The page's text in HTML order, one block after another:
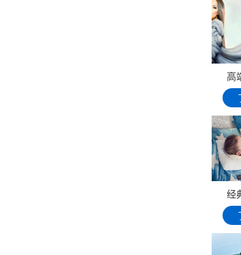
高
经